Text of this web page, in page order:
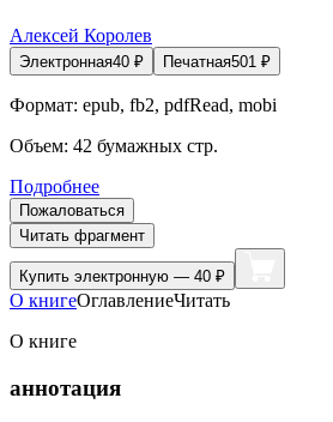
Алексей Королев
Электронная40 ₽ Печатная501 ₽
Формат: epub, fb2, pdfRead, mobi
Объем: 42 бумажных стр.
Подробнее
Пожаловаться
Читать фрагмент
Купить электронную — 40 ₽
О книгеОглавлениеЧитать
О книге
аннотация